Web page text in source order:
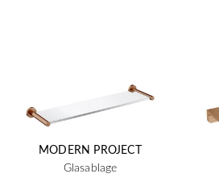
MODERN PROJECT
Glasablage